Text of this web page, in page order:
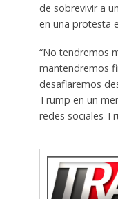
de sobrevivir a
en una protesta
“No tendremos
mantendremos
desafiaremos
Trump en un
redes sociales